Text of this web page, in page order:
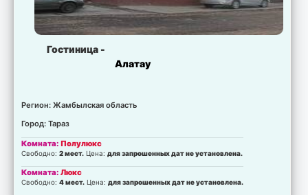
Гостиница -
Алатау
Регион: Жамбылская область
Город: Тараз
Комната:Полулюкс
Свободно:2 мест. Цена:для запрошенных дат не установлена.
Комната:Люкс
Свободно:4 мест. Цена:для запрошенных дат не установлена.